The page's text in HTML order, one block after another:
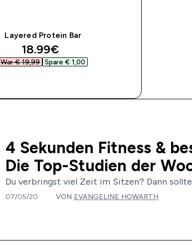
Layered Protein Bar
discounted price
18.99€‎
War € 19,99‎ Spare € 1,00‎
4 Sekunden Fitness &
Die Top-Studien der
Du verbringst viel Zeit im Sitzen? Dann
07/05/20 VON EVANGELINE HOWARTH